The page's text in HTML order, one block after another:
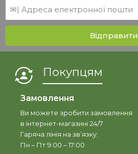
Відправити
Покупцям
Замовлення
Ви можете зробити замовлення
в інтернет-магазині 24/7
Гаряча лінія на зв’язку:
Пн – Пт 9:00 – 17:00